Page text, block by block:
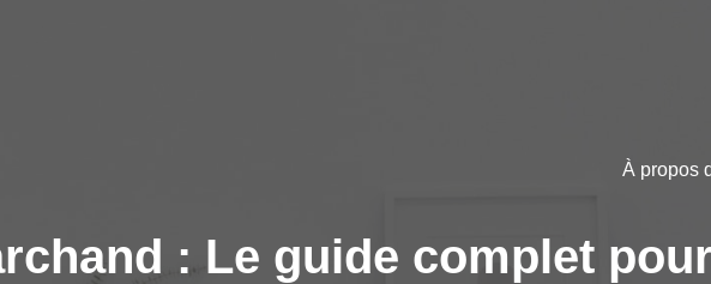
À propos
: Le guide complet